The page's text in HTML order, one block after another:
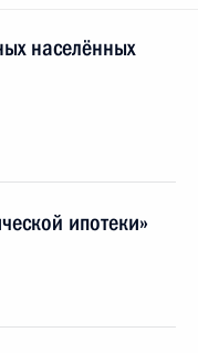
населённых
ипотеки»